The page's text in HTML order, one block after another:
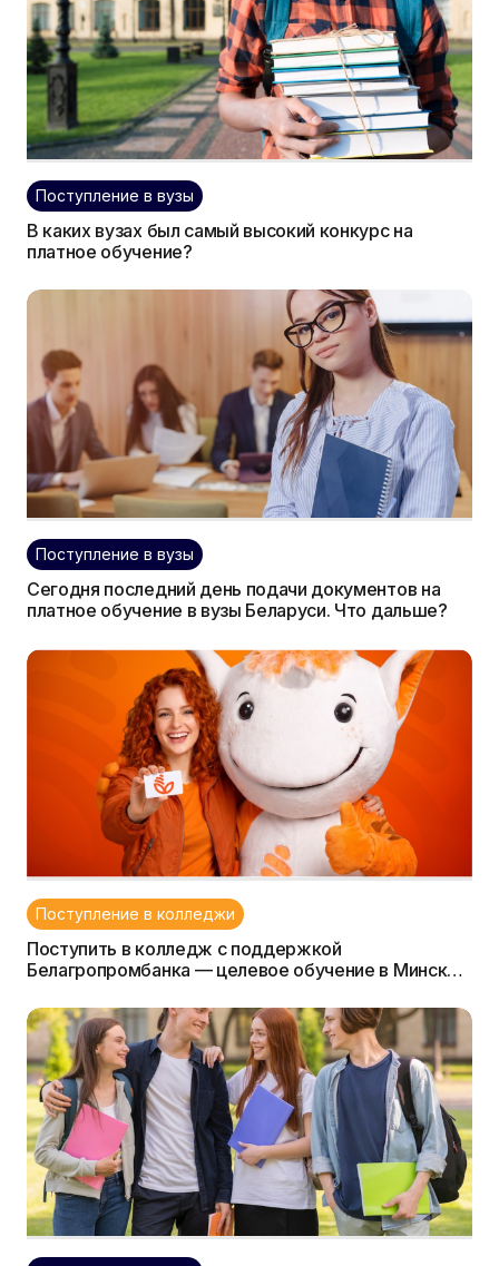
Поступление в вузы
В каких вузах был самый высокий конкурс на
платное обучение?
Поступление в вузы
Сегодня последний день подачи документов на
платное обучение в вузы Беларуси. Что дальше?
Поступление в колледжи
Поступить в колледж с поддержкой
Белагропромбанка — целевое обучение в Минске и